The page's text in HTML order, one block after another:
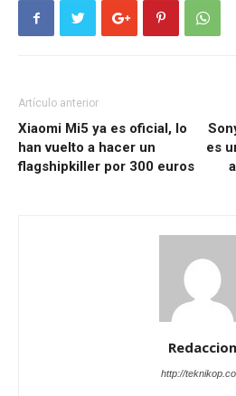
Artículo anterior
Xiaomi Mi5 ya es oficial, lo
han vuelto a hacer un
flagshipkiller por 300 euros
es
Redaccion
http://